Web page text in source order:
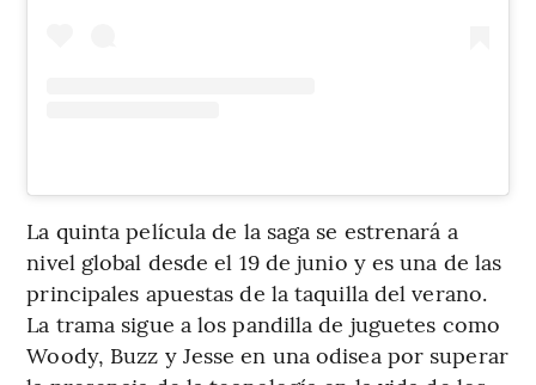
La quinta película de la saga se estrenará a
nivel global desde el 19 de junio y es una de las
principales apuestas de la taquilla del verano.
La trama sigue a los pandilla de juguetes como
Woody, Buzz y Jesse en una odisea por superar